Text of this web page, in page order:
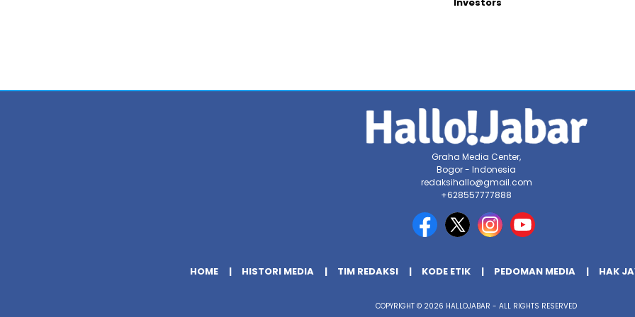
Graha Media Center,
Bogor - Indonesia
redaksihallo@gmail.com
+628557777888
HOME HISTORI MEDIA TIM REDAKSI KODE ETIK PEDOMAN MEDIA HAK
COPYRIGHT © 2026 HALLOJABAR - ALL RIGHTS RESERVED